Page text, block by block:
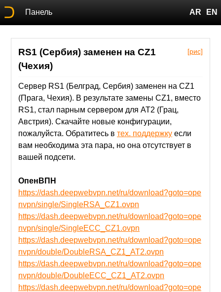
Панель AR EN
[рис]
RS1 (Сербия) заменен на CZ1
(Чехия)
Сервер RS1 (Белград, Сербия) заменен на CZ1
(Прага, Чехия). В результате замены CZ1, вместо
RS1, стал парным сервером для AT2 (Грац,
Австрия). Скачайте новые конфигурации,
пожалуйста. Обратитесь втех. поддержку если
вам необходима эта пара, но она отсутствует в
вашей подсети.
ОпенВПН
https://dash.deepwebvpn.net/ru/download?goto=ope
nvpn/single/SingleRSA_CZ1.ovpn
https://dash.deepwebvpn.net/ru/download?goto=ope
nvpn/single/SingleECC_CZ1.ovpn
https://dash.deepwebvpn.net/ru/download?goto=ope
nvpn/double/DoubleRSA_CZ1_AT2.ovpn
https://dash.deepwebvpn.net/ru/download?goto=ope
nvpn/double/DoubleECC_CZ1_AT2.ovpn
https://dash.deepwebvpn.net/ru/download?goto=ope